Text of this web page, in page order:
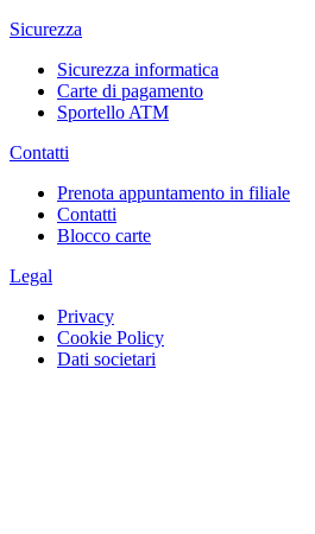
Sicurezza
Sicurezza informatica
Carte di pagamento
Sportello ATM
Contatti
Prenota appuntamento in filiale
Contatti
Blocco carte
Legal
Privacy
Cookie Policy
Dati societari